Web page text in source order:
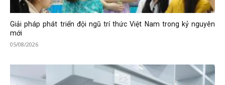
Giải pháp phát triển đội ngũ trí thức Việt Nam trong kỷ nguyên
mới
05/08/2026